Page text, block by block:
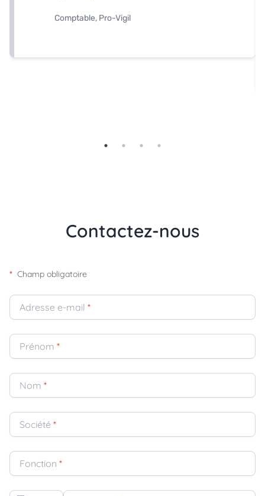
Comptable, Pro-Vigil
Contactez-nous
* Champ obligatoire
Adresse e-mail *
Prénom *
Nom *
Société *
Fonction *